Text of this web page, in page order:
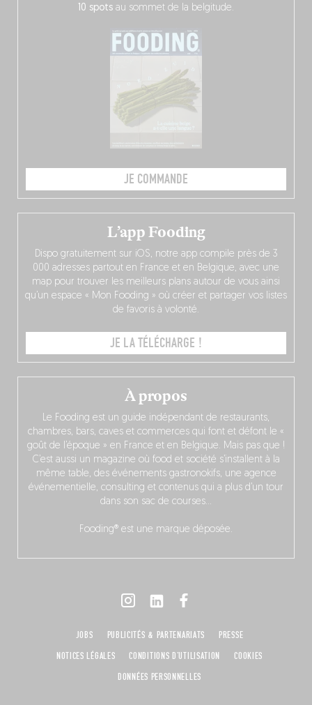
10 spots au sommet de la belgitude.
JE COMMANDE
À propos
Le Fooding est un guide indépendant de restaurants,
chambres, bars, caves et commerces qui font et défont le «
goût de l’époque » en France et en Belgique. Mais pas que !
C’est aussi un magazine où food et société s’installent à la
même table, des événements gastronokifs, une agence
événementielle, consulting et contenus qui a plus d’un tour
dans son sac de courses…
Fooding® est une marque déposée.
L’app Fooding
Dispo gratuitement sur iOS, notre app compile près de 3
000 adresses partout en France et en Belgique, avec une
map pour trouver les meilleurs plans autour de vous ainsi
qu’un espace « Mon Fooding » où créer et partager vos listes
de favoris à volonté.
JE LA TÉLÉCHARGE !
JOBS PUBLICITÉS & PARTENARIATS
PRESSE
NOTICES LÉGALES
CONDITIONS D'UTILISATION
COOKIES
DONNÉES PERSONNELLES